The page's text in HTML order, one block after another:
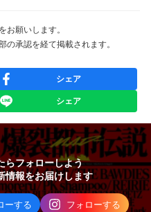
お願いします。
承認を経て掲載されます。
シェア
シェア
らフォローしよう
情報をお届けします
ーする
フォローする